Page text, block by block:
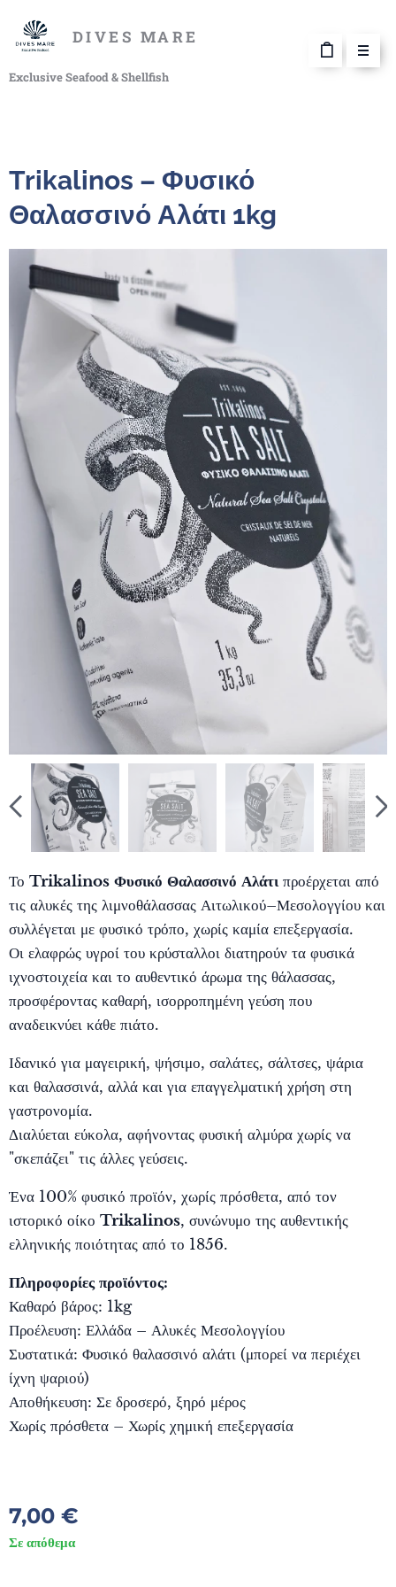
DIVES MARE
Exclusive Seafood & Shellfish
Trikalinos – Φυσικό
Θαλασσινό Αλάτι 1kg
Το Trikalinos Φυσικό Θαλασσινό Αλάτιπροέρχεται από
τις αλυκές της λιμνοθάλασσας Αιτωλικού–Μεσολογγίου και
συλλέγεται με φυσικό τρόπο, χωρίς καμία επεξεργασία.
Οι ελαφρώς υγροί του κρύσταλλοι διατηρούν τα φυσικά
ιχνοστοιχεία και το αυθεντικό άρωμα της θάλασσας,
προσφέροντας καθαρή, ισορροπημένη γεύση που
αναδεικνύει κάθε πιάτο.
Ιδανικό για μαγειρική, ψήσιμο, σαλάτες, σάλτσες, ψάρια
και θαλασσινά, αλλά και για επαγγελματική χρήση στη
γαστρονομία.
Διαλύεται εύκολα, αφήνοντας φυσική αλμύρα χωρίς να
"σκεπάζει" τις άλλες γεύσεις.
Ένα 100% φυσικό προϊόν, χωρίς πρόσθετα, από τον
ιστορικό οίκο Trikalinos, συνώνυμο της αυθεντικής
ελληνικής ποιότητας από το 1856.
Πληροφορίες προϊόντος:
Καθαρό βάρος: 1kg
Προέλευση: Ελλάδα – Αλυκές Μεσολογγίου
Συστατικά: Φυσικό θαλασσινό αλάτι (μπορεί να περιέχει
ίχνη ψαριού)
Αποθήκευση: Σε δροσερό, ξηρό μέρος
Χωρίς πρόσθετα – Χωρίς χημική επεξεργασία
7,00 €
Σε απόθεμα